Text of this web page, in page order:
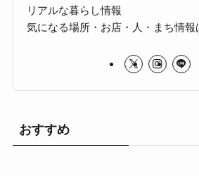
リアルな暮らし情報
気になる場所・お店・人・まち情報
おすすめ